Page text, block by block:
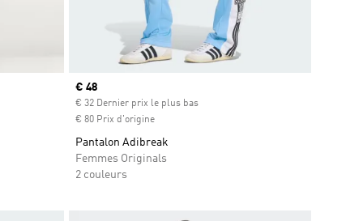
Prix actuel
€ 48
€ 32 Dernier prix le plus bas
€ 80 Prix d'origine
Pantalon Adibreak
Femmes Originals
2 couleurs